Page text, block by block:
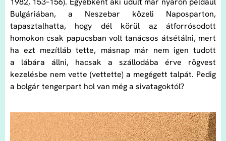
Bulgáriában, a Neszebar közeli Naposparton,
tapasztalhatta, hogy dél körül az átforrósodott
homokon csak papucsban volt tanácsos átsétálni, mert
ha ezt mezítláb tette, másnap már nem igen tudott
a lábára állni, hacsak a szállodába érve rögvest
kezelésbe nem vette (vettette) a megégett talpát. Pedig
a bolgár tengerpart hol van még a sivatagoktól?